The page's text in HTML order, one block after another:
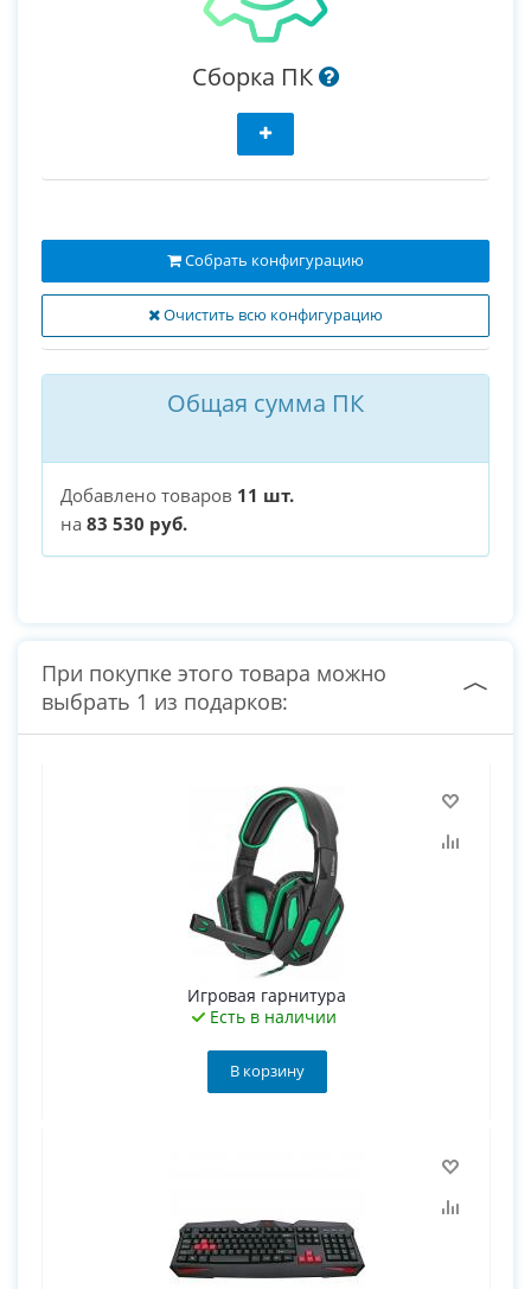
Сборка ПК
Очистить всю конфигурацию
Собрать конфигурацию
Общая сумма ПК
Добавлено товаров 11 шт.
на 83 530 руб.
При покупке этого товара можно
выбрать 1 из подарков:
Игровая гарнитура
Есть в наличии
В корзину